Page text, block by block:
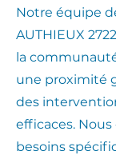
​Notre équipe
AUTHIEUX
la
une proximité
des
efficaces.
besoins